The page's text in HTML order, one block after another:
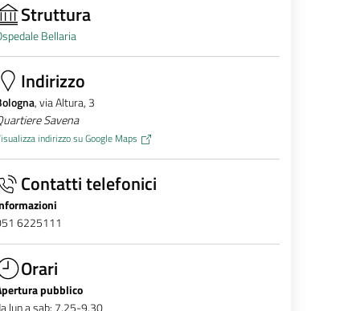
Struttura
Bellaria
Indirizzo
, via Altura, 3
Savena
indirizzo su Google Maps
Contatti telefonici
6225111
Orari
pubblico